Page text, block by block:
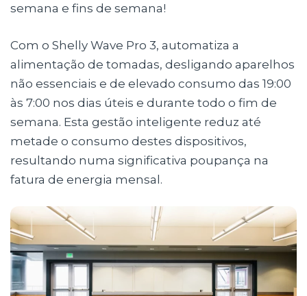
semana e fins de semana!
Com o Shelly Wave Pro 3, automatiza a
alimentação de tomadas, desligando aparelhos
não essenciais e de elevado consumo das 19:00
às 7:00 nos dias úteis e durante todo o fim de
semana. Esta gestão inteligente reduz até
metade o consumo destes dispositivos,
resultando numa significativa poupança na
fatura de energia mensal.